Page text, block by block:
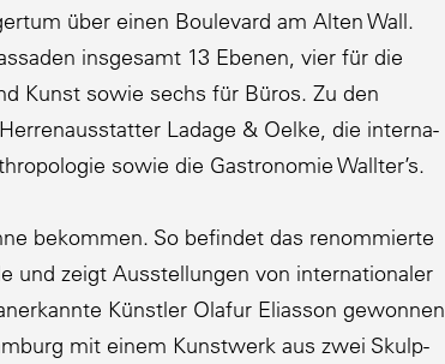
über einen Boulevard am Alten Wall.
insgesamt 13 Ebenen, vier für die
Kunst sowie sechs für Büros. Zu den
Ladage & Oelke, die inter­na­
sowie die Gastro­nomie Wallter’s.
bekommen. So befindet das renom­mierte
und zeigt Ausstel­lungen von inter­na­tio­naler
Künstler Olafur Eliasson gewonnen
mit einem Kunstwerk aus zwei Skulp­